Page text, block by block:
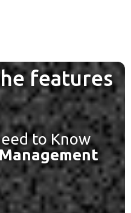
features
to Know